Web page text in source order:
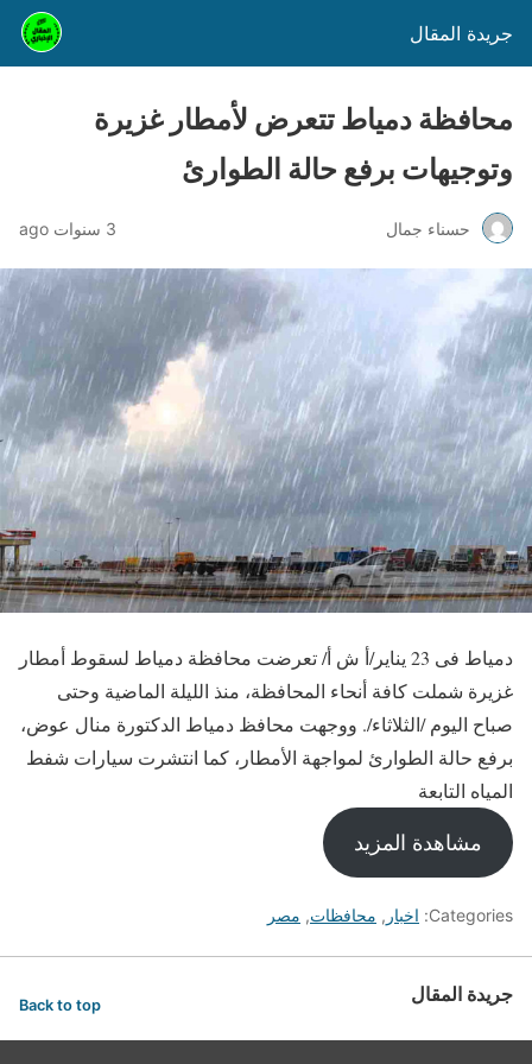
جريدة المقال
محافظة دمياط تتعرض لأمطار غزيرة
وتوجيهات برفع حالة الطوارئ
حسناء جمال 3 سنوات ago
دمياط فى 23 يناير/أ ش أ/ تعرضت محافظة دمياط لسقوط أمطار
غزيرة شملت كافة أنحاء المحافظة، منذ الليلة الماضية وحتى
صباح اليوم /الثلاثاء/. ووجهت محافظ دمياط الدكتورة منال عوض،
برفع حالة الطوارئ لمواجهة الأمطار، كما انتشرت سيارات شفط
المياه التابعة
مشاهدة المزيد
Categories: اخبار , محافظات, مصر
جريدة المقال Back to top